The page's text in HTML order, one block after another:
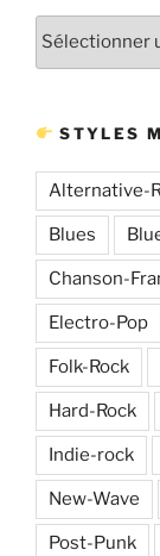
STYLES
Alternative-
Blues
Chanson-
Electro-Pop
Folk-Rock
Hard-Rock
Indie-rock
New-Wave
Post-Punk